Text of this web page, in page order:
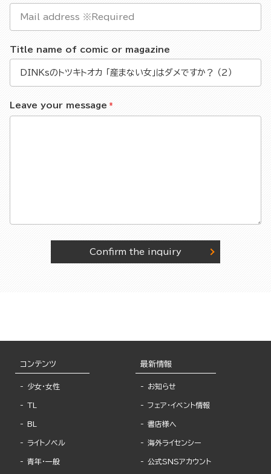
Title name of comic or magazine
Leave your message
Confirm the inquiry
コンテンツ
少女・女性
TL
BL
ライトノベル
青年・一般
最新情報
お知らせ
フェア・イベント情報
書店様へ
海外ライセンシー
公式SNSアカウント